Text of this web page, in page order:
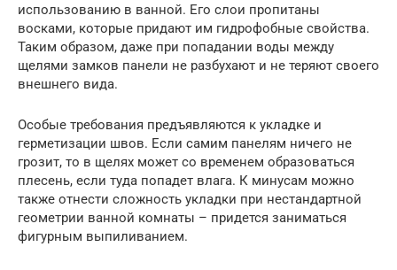
использованию в ванной. Его слои пропитаны
восками, которые придают им гидрофобные свойства.
Таким образом, даже при попадании воды между
щелями замков панели не разбухают и не теряют своего
внешнего вида.
Особые требования предъявляются к укладке и
герметизации швов. Если самим панелям ничего не
грозит, то в щелях может со временем образоваться
плесень, если туда попадет влага. К минусам можно
также отнести сложность укладки при нестандартной
геометрии ванной комнаты – придется заниматься
фигурным выпиливанием.